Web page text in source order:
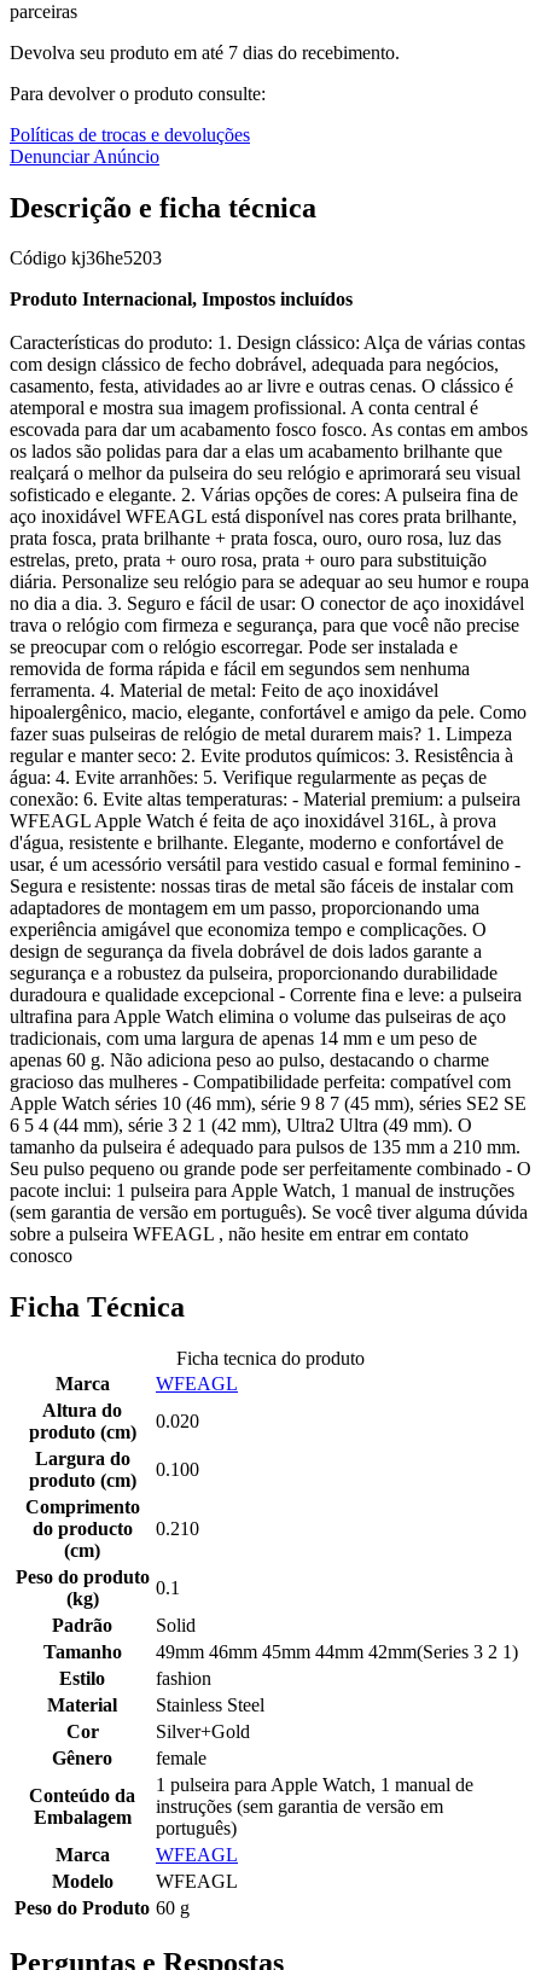
parceiras
Devolva seu produto em até 7 dias do recebimento.
Para devolver o produto consulte:
Políticas de trocas e devoluções
Denunciar Anúncio
Descrição e ficha técnica
Código kj36he5203
Produto Internacional, Impostos incluídos
Características do produto: 1. Design clássico: Alça de várias contas
com design clássico de fecho dobrável, adequada para negócios,
casamento, festa, atividades ao ar livre e outras cenas. O clássico é
atemporal e mostra sua imagem profissional. A conta central é
escovada para dar um acabamento fosco fosco. As contas em ambos
os lados são polidas para dar a elas um acabamento brilhante que
realçará o melhor da pulseira do seu relógio e aprimorará seu visual
sofisticado e elegante. 2. Várias opções de cores: A pulseira fina de
aço inoxidável WFEAGL está disponível nas cores prata brilhante,
prata fosca, prata brilhante + prata fosca, ouro, ouro rosa, luz das
estrelas, preto, prata + ouro rosa, prata + ouro para substituição
diária. Personalize seu relógio para se adequar ao seu humor e roupa
no dia a dia. 3. Seguro e fácil de usar: O conector de aço inoxidável
trava o relógio com firmeza e segurança, para que você não precise
se preocupar com o relógio escorregar. Pode ser instalada e
removida de forma rápida e fácil em segundos sem nenhuma
ferramenta. 4. Material de metal: Feito de aço inoxidável
hipoalergênico, macio, elegante, confortável e amigo da pele. Como
fazer suas pulseiras de relógio de metal durarem mais? 1. Limpeza
regular e manter seco: 2. Evite produtos químicos: 3. Resistência à
água: 4. Evite arranhões: 5. Verifique regularmente as peças de
conexão: 6. Evite altas temperaturas: - Material premium: a pulseira
WFEAGL Apple Watch é feita de aço inoxidável 316L, à prova
d'água, resistente e brilhante. Elegante, moderno e confortável de
usar, é um acessório versátil para vestido casual e formal feminino -
Segura e resistente: nossas tiras de metal são fáceis de instalar com
adaptadores de montagem em um passo, proporcionando uma
experiência amigável que economiza tempo e complicações. O
design de segurança da fivela dobrável de dois lados garante a
segurança e a robustez da pulseira, proporcionando durabilidade
duradoura e qualidade excepcional - Corrente fina e leve: a pulseira
ultrafina para Apple Watch elimina o volume das pulseiras de aço
tradicionais, com uma largura de apenas 14 mm e um peso de
apenas 60 g. Não adiciona peso ao pulso, destacando o charme
gracioso das mulheres - Compatibilidade perfeita: compatível com
Apple Watch séries 10 (46 mm), série 9 8 7 (45 mm), séries SE2 SE
6 5 4 (44 mm), série 3 2 1 (42 mm), Ultra2 Ultra (49 mm). O
tamanho da pulseira é adequado para pulsos de 135 mm a 210 mm.
Seu pulso pequeno ou grande pode ser perfeitamente combinado - O
pacote inclui: 1 pulseira para Apple Watch, 1 manual de instruções
(sem garantia de versão em português). Se você tiver alguma dúvida
sobre a pulseira WFEAGL , não hesite em entrar em contato
conosco
Ficha Técnica
Ficha tecnica do produto
Marca
WFEAGL
Altura do
produto (cm)
0.020
Largura do
produto (cm)
0.100
Comprimento
do producto
(cm)
0.210
Peso do produto
(kg)
0.1
Padrão
Solid
Tamanho
49mm 46mm 45mm 44mm 42mm(Series 3 2 1)
Estilo
fashion
Material
Stainless Steel
Cor
Silver+Gold
Gênero
female
Conteúdo da
Embalagem
1 pulseira para Apple Watch, 1 manual de
instruções (sem garantia de versão em
português)
Marca
WFEAGL
Modelo
WFEAGL
Peso do Produto 60 g
Perguntas e Respostas